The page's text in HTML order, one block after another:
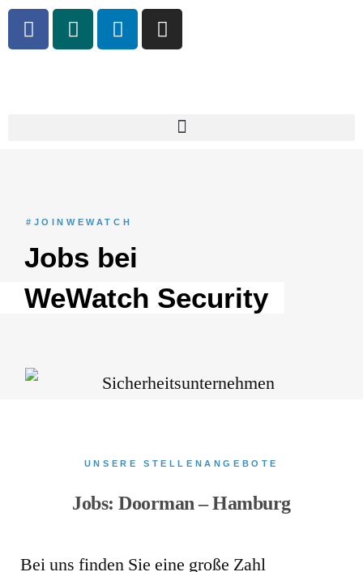
#JOINWEWATCH
Jobs bei
WeWatch Security
UNSERE STELLENANGEBOTE
Jobs: Doorman – Hamburg
Bei uns finden Sie eine große Zahl